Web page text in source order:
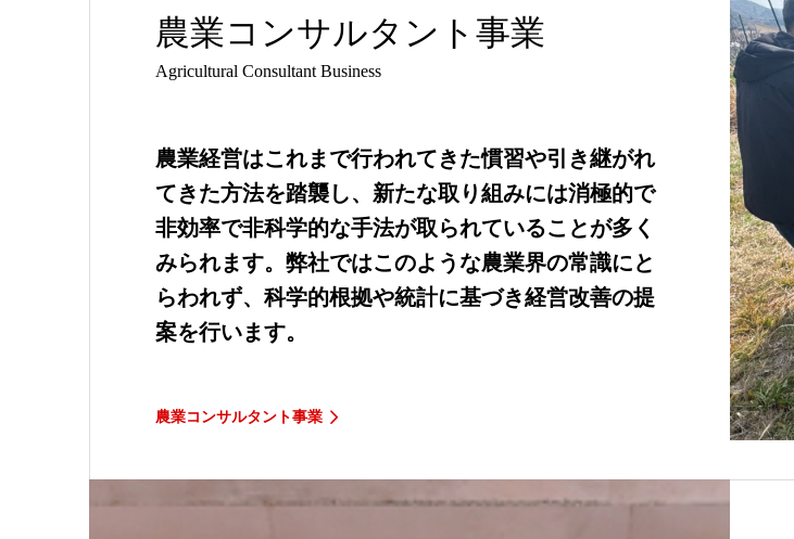
農業コンサルタント事業
Agricultural Consultant Business
農業経営はこれまで行われてきた慣習や引き継がれ
てきた方法を踏襲し、新たな取り組みには消極的で
非効率で非科学的な手法が取られていることが多く
みられます。弊社ではこのような農業界の常識にと
らわれず、科学的根拠や統計に基づき経営改善の提
案を行います。
農業コンサルタント事業